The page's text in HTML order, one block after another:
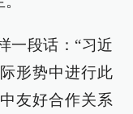
一段话：“习近
形势中进行此
友好合作关系